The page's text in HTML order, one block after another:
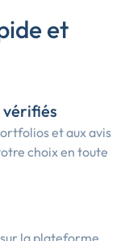
et
et aux avis
choix en toute